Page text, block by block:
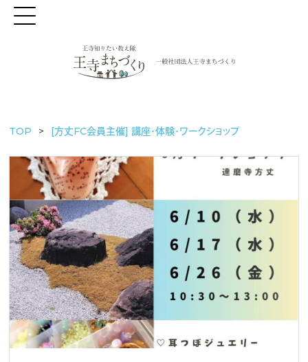
TOP [方丈FC会員主催] 講座・体験・ワークショップ